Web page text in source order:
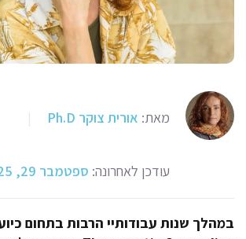
מאת: אורית צוקר Ph.D
עודכן לאחרונה: ספטמבר 29, 2025
במהלך שנות עבודותיי הרבות בתחום